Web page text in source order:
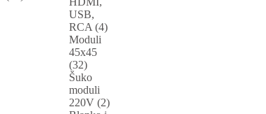
USB,
RCA (4)
Moduli
45x45
(32)
Šuko
moduli
220V (2)